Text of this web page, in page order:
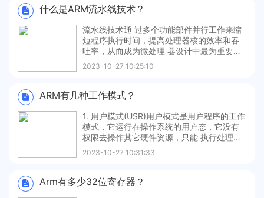
存储器中的代码和数据频繁的进⾏修改，统
⼀编址有利于节约 资源。哈佛结
什么是ARM流⽔线技术？
流⽔线技术通 过多个功能部件并⾏⼯作来缩
短程序执⾏时间，提⾼处理器核的效率和吞
吐率，从⽽成为微处理 器设计中最为重要的
技术之⼀。ARM7处理器核使⽤了典型三级流
⽔线的冯·诺伊曼结构，ARM9系列则采⽤了
线级数简化了流⽔线各级的逻辑，进⼀步提
⾼了处理器的性能。P
2023-10-27 10:25:10
ARM有⼏种⼯作模式？
1. ⽤户模式(USR)⽤户模式是⽤户程序的⼯作
模式，它运⾏在操作系统的⽤户态，它没有
权限去操作其它硬件资源，只能 执⾏处理⾃
⼰的数据，也不能切换到其它模式下，要想
访问硬件资源或切换到其它模式只能通过软
是特权模式，不受⽤户模式的限制。⽤户模
2023-10-27 10:31:33
Arm有多少32位寄存器？